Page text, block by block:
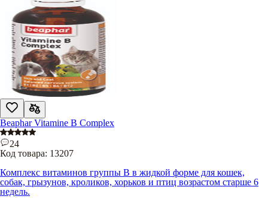
Beaphar Vitamine B Complex
24
Код товара: 13207
Комплекс витаминов группы В в жидкой форме для кошек,
собак, грызунов, кроликов, хорьков и птиц возрастом старше 6
недель.